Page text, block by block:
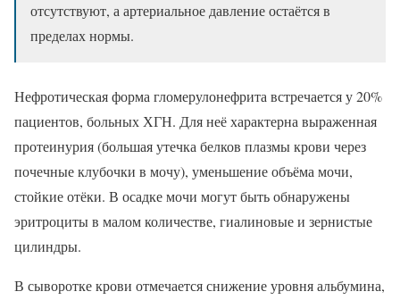
отсутствуют, а артериальное давление остаётся в
пределах нормы.
Нефротическая форма гломерулонефрита встречается у 20%
пациентов, больных ХГН. Для неё характерна выраженная
протеинурия (большая утечка белков плазмы крови через
почечные клубочки в мочу), уменьшение объёма мочи,
стойкие отёки. В осадке мочи могут быть обнаружены
эритроциты в малом количестве, гиалиновые и зернистые
цилиндры.
В сыворотке крови отмечается снижение уровня альбумина,